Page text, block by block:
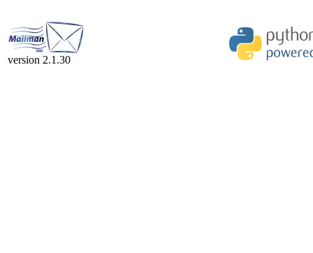
version 2.1.30